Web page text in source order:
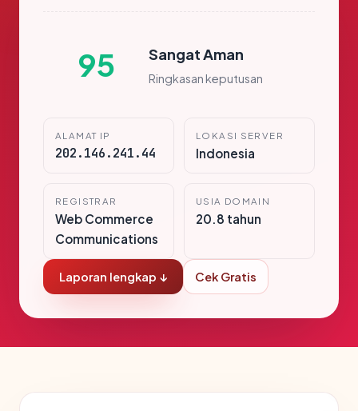
95 Sangat Aman
Ringkasan keputusan
ALAMAT IP
202.146.241.44
LOKASI SERVER
Indonesia
REGISTRAR
Web Commerce
Communications
USIA DOMAIN
20.8 tahun
Laporan lengkap ↓ Cek Gratis